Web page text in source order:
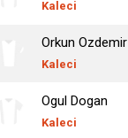
Kaleci
Orkun Ozdemir
Kaleci
Ogul Dogan
Kaleci